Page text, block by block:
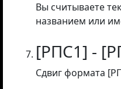
Вы считываете
названием или
[РПС1] -
Сдвиг формата